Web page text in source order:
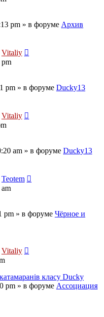
pm » в форуме Архив
Vitaliy
pm » в форуме Ducky13
Vitaliy
am » в форуме Ducky13
Teotem
pm » в форуме Чёрное и
Vitaliy
класу Ducky
pm » в форуме Ассоциация